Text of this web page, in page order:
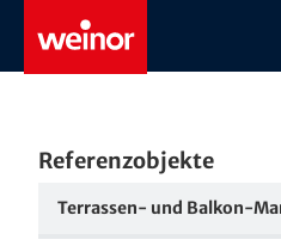
Skip to main content
Referenzobjekte
Terrassen- und Balkon-